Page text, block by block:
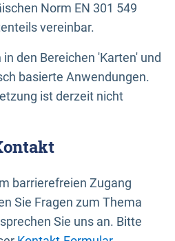
Norm EN 301 549
vereinbar.
den Bereichen 'Karten' und
basierte Anwendungen.
ist derzeit nicht
barrierefreien Zugang
Sie Fragen zum Thema
Sie uns an. Bitte